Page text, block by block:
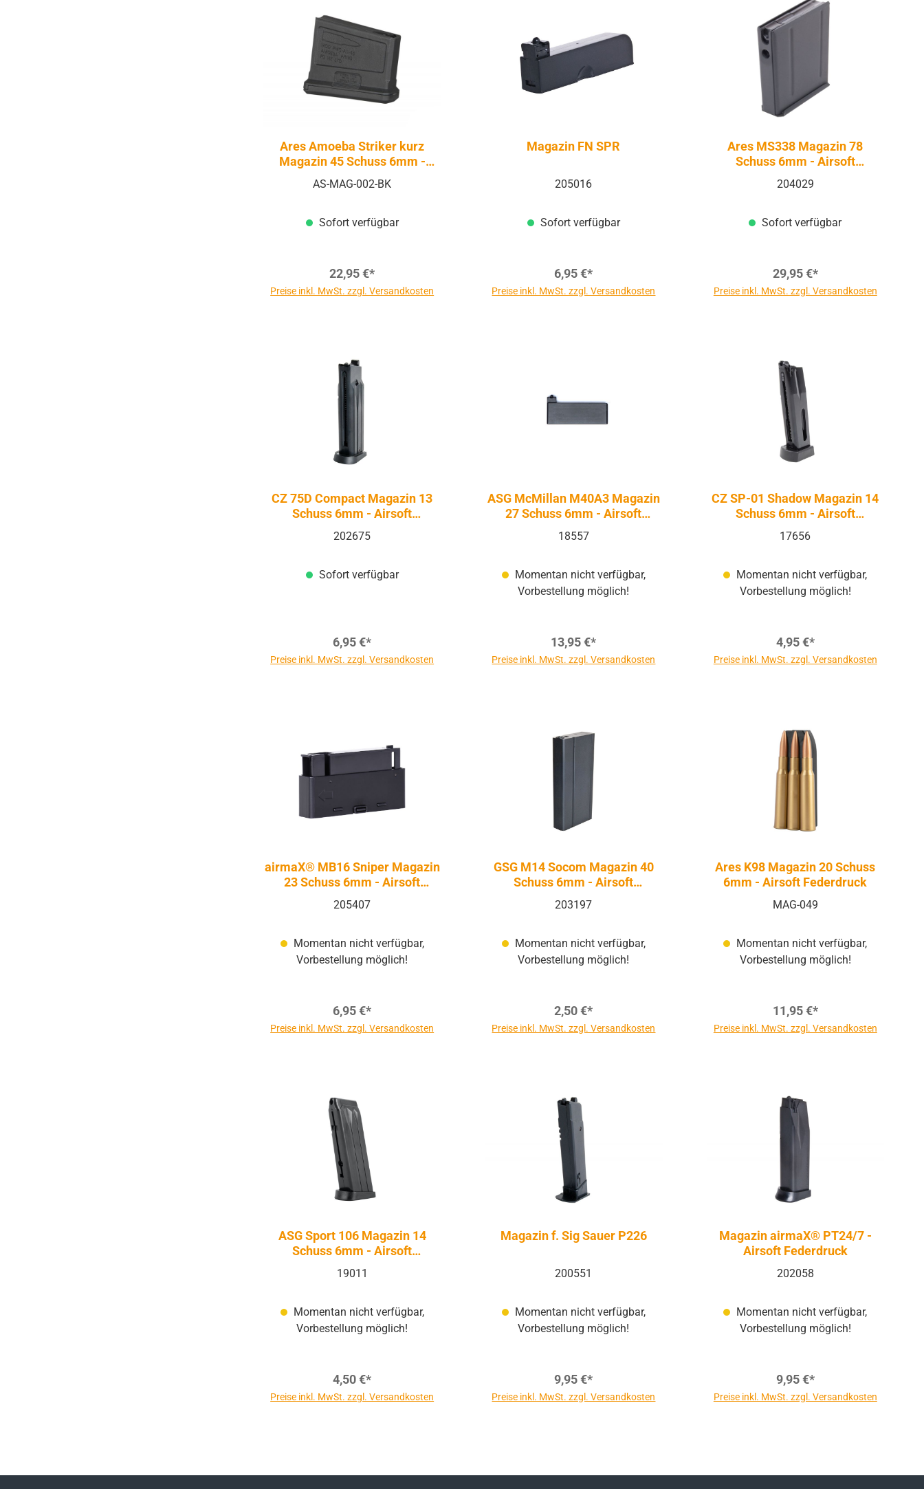
Ares Amoeba Striker kurz
Magazin 45 Schuss 6mm -
Airsoft Federdruck
AS-MAG-002-BK
Sofort verfügbar
22,95 €*
Preise inkl. MwSt. zzgl. Versandkosten
Magazin FN SPR
205016
Sofort verfügbar
6,95 €*
Preise inkl. MwSt. zzgl. Versandkosten
Ares MS338 Magazin 78
Schuss 6mm - Airsoft
Federdruck
204029
Sofort verfügbar
29,95 €*
Preise inkl. MwSt. zzgl. Versandkosten
CZ 75D Compact Magazin 13
Schuss 6mm - Airsoft
Federdruck
202675
Sofort verfügbar
6,95 €*
Preise inkl. MwSt. zzgl. Versandkosten
ASG McMillan M40A3 Magazin
27 Schuss 6mm - Airsoft
Federdruck
18557
Momentan nicht verfügbar,
Vorbestellung möglich!
13,95 €*
Preise inkl. MwSt. zzgl. Versandkosten
CZ SP-01 Shadow Magazin 14
Schuss 6mm - Airsoft
Federdruck
17656
Momentan nicht verfügbar,
Vorbestellung möglich!
4,95 €*
Preise inkl. MwSt. zzgl. Versandkosten
airmaX® MB16 Sniper Magazin
23 Schuss 6mm - Airsoft
Federdruck
205407
Momentan nicht verfügbar,
Vorbestellung möglich!
6,95 €*
Preise inkl. MwSt. zzgl. Versandkosten
GSG M14 Socom Magazin 40
Schuss 6mm - Airsoft
Federdruck
203197
Momentan nicht verfügbar,
Vorbestellung möglich!
2,50 €*
Preise inkl. MwSt. zzgl. Versandkosten
Ares K98 Magazin 20 Schuss
6mm - Airsoft Federdruck
MAG-049
Momentan nicht verfügbar,
Vorbestellung möglich!
11,95 €*
Preise inkl. MwSt. zzgl. Versandkosten
ASG Sport 106 Magazin 14
Schuss 6mm - Airsoft
Federdruck
19011
Momentan nicht verfügbar,
Vorbestellung möglich!
4,50 €*
Preise inkl. MwSt. zzgl. Versandkosten
Magazin f. Sig Sauer P226
200551
Momentan nicht verfügbar,
Vorbestellung möglich!
9,95 €*
Preise inkl. MwSt. zzgl. Versandkosten
Magazin airmaX® PT24/7 -
Airsoft Federdruck
202058
Momentan nicht verfügbar,
Vorbestellung möglich!
9,95 €*
Preise inkl. MwSt. zzgl. Versandkosten